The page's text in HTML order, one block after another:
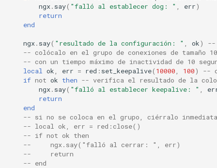
execute
f4fhds
fancyindex
fips-check
form-input
ngx. say( "falló al establecer dog: " err)
return
end
ngx. say( "resultado de la configuración: " ok)
--
-- colócalo en el grupo de conexiones de tamaño
-- con un tiempo máximo de inactividad de 10
local
ok err = red : set_keepalive( 10000 100)
--
if not ok then -- verifica el resultado de la
ngx. say( "falló al establecer keepalive: "
return
end
-- si no se coloca en el grupo, ciérralo
-- local ok, err = red:close()
-- if not ok then
--     ngx.say("falló al cerrar: ", err)
--     return
-- end